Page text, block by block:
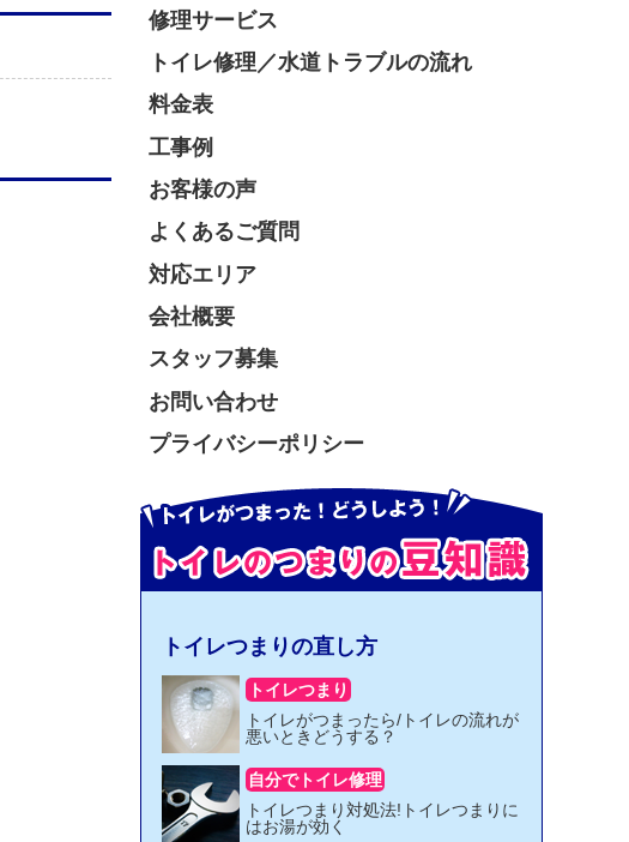
修理サービス
トイレ修理／水道トラブルの流れ
料金表
工事例
お客様の声
よくあるご質問
対応エリア
会社概要
スタッフ募集
お問い合わせ
プライバシーポリシー
トイレつまりの直し方
トイレつまり
トイレがつまったら/トイレの流れが
悪いときどうする？
自分でトイレ修理
トイレつまり対処法!トイレつまりに
はお湯が効く